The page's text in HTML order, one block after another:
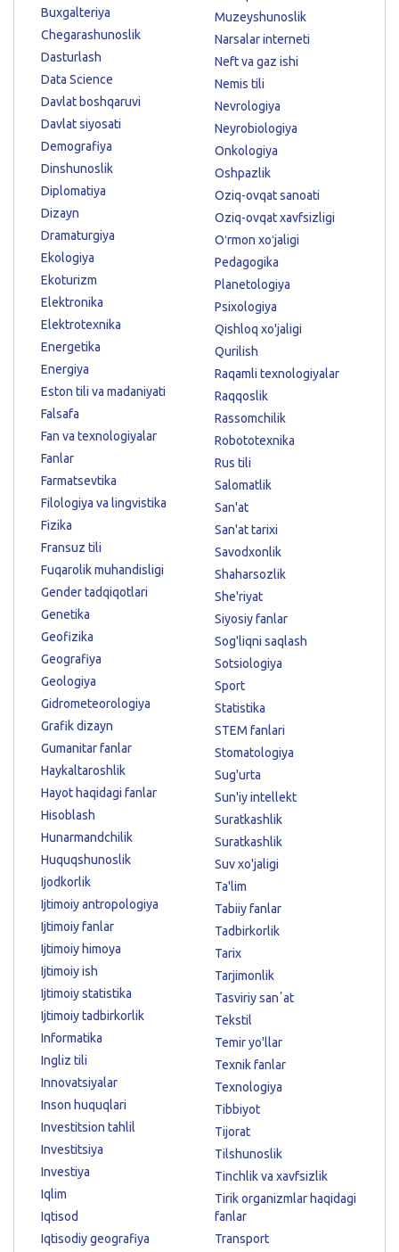
Buxgalteriya
Chegarashunoslik
Dasturlash
Data Science
Davlat boshqaruvi
Davlat siyosati
Demografiya
Dinshunoslik
Diplomatiya
Dizayn
Dramaturgiya
Ekologiya
Ekoturizm
Elektronika
Elektrotexnika
Energetika
Energiya
Eston tili va madaniyati
Falsafa
Fan va texnologiyalar
Fanlar
Farmatsevtika
Filologiya va lingvistika
Fizika
Fransuz tili
Fuqarolik muhandisligi
Gender tadqiqotlari
Genetika
Geofizika
Geografiya
Geologiya
Gidrometeorologiya
Grafik dizayn
Gumanitar fanlar
Haykaltaroshlik
Hayot haqidagi fanlar
Hisoblash
Hunarmandchilik
Huquqshunoslik
Ijodkorlik
Ijtimoiy antropologiya
Ijtimoiy fanlar
Ijtimoiy himoya
Ijtimoiy ish
Ijtimoiy statistika
Ijtimoiy tadbirkorlik
Informatika
Ingliz tili
Innovatsiyalar
Inson huquqlari
Investitsion tahlil
Investitsiya
Investiya
Iqlim
Iqtisod
Iqtisodiy geografiya
Muzeyshunoslik
Narsalar interneti
Neft va gaz ishi
Nemis tili
Nevrologiya
Neyrobiologiya
Onkologiya
Oshpazlik
Oziq-ovqat sanoati
Oziq-ovqat xavfsizligi
Oʻrmon xoʻjaligi
Pedagogika
Planetologiya
Psixologiya
Qishloq xo'jaligi
Qurilish
Raqamli texnologiyalar
Raqqoslik
Rassomchilik
Robototexnika
Rus tili
Salomatlik
San'at
San'at tarixi
Savodxonlik
Shaharsozlik
She'riyat
Siyosiy fanlar
Sog'liqni saqlash
Sotsiologiya
Sport
Statistika
STEM fanlari
Stomatologiya
Sug'urta
Sun'iy intellekt
Suratkashlik
Suratkashlik
Suv xo'jaligi
Ta'lim
Tabiiy fanlar
Tadbirkorlik
Tarix
Tarjimonlik
Tasviriy sanʼat
Tekstil
Temir yo'llar
Texnik fanlar
Texnologiya
Tibbiyot
Tijorat
Tilshunoslik
Tinchlik va xavfsizlik
Tirik organizmlar haqidagi
fanlar
Transport